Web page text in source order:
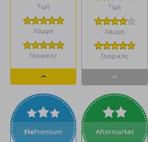
Τιμή
Λάμψη
Γραφικός
Dropdown
button
Τιμή
Λάμψη
Γραφικός
Dropdown
button